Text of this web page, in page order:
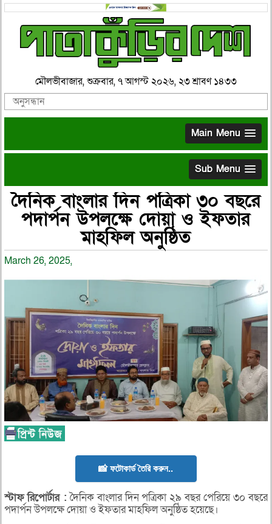
মৌলভীবাজার, শুক্রবার, ৭ আগস্ট ২০২৬, ২৩ শ্রাবণ ১৪৩৩
Main Menu
Sub Menu
দৈনিক বাংলার দিন পত্রিকা ৩০ বছরে
পদার্পন উপলক্ষে দোয়া ও ইফতার
মাহফিল অনুষ্ঠিত
March 26, 2025,
📸 ফটোকার্ড তৈরি করুন..
স্টাফ রিপোর্টার: দৈনিক বাংলার দিন পত্রিকা ২৯ বছর পেরিয়ে ৩০ বছরে
পদার্পন উপলক্ষে দোয়া ও ইফতার মাহফিল অনুষ্ঠিত হয়েছে।